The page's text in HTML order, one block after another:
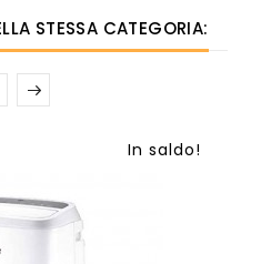
STESSA CATEGORIA:
In saldo!